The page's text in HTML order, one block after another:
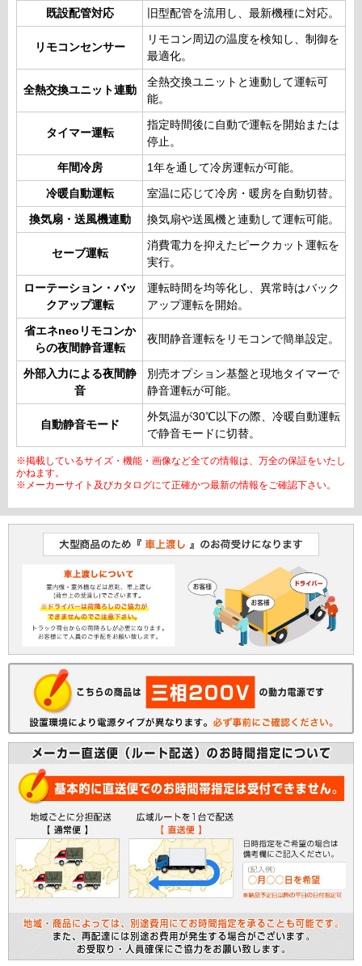
既設配管対応 旧型配管を流用し、最新機種に対応。
リモコンセンサー
リモコン周辺の温度を検知し、制御を
最適化。
全熱交換ユニット連動
全熱交換ユニットと連動して運転可
能。
タイマー運転
指定時間後に自動で運転を開始または
停止。
年間冷房 1年を通して冷房運転が可能。
冷暖自動運転 室温に応じて冷房・暖房を自動切替。
換気扇・送風機連動 換気扇や送風機と連動して運転可能。
セーブ運転
消費電力を抑えたピークカット運転を
実行。
ローテーション・バッ
クアップ運転
運転時間を均等化し、異常時はバック
アップ運転を開始。
省エネneoリモコンか
らの夜間静音運転
夜間静音運転をリモコンで簡単設定。
外部入力による夜間静
音
別売オプション基盤と現地タイマーで
静音運転が可能。
自動静音モード
外気温が30℃以下の際、冷暖自動運転
で静音モードに切替。
※掲載しているサイズ・機能・画像など全ての情報は、万全の保証をいたし
かねます。
※メーカーサイト及びカタログにて正確かつ最新の情報をご確認下さい。